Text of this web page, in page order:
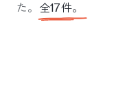
た。 全17件。